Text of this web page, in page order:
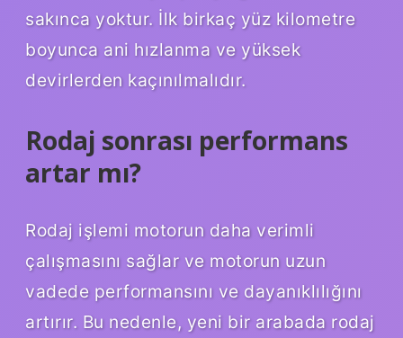
sakınca yoktur. İlk birkaç yüz kilometre
boyunca ani hızlanma ve yüksek
devirlerden kaçınılmalıdır.
Rodaj sonrası performans
artar mı?
Rodaj işlemi motorun daha verimli
çalışmasını sağlar ve motorun uzun
vadede performansını ve dayanıklılığını
artırır. Bu nedenle, yeni bir arabada rodaj